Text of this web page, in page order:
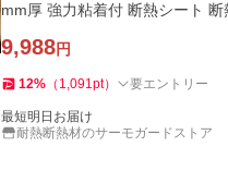
mm厚 強力粘着付 断熱シート
9,988円
12% （ 1,091pt） 要エントリー
最短明日お届け
耐熱断熱材のサーモガードストア